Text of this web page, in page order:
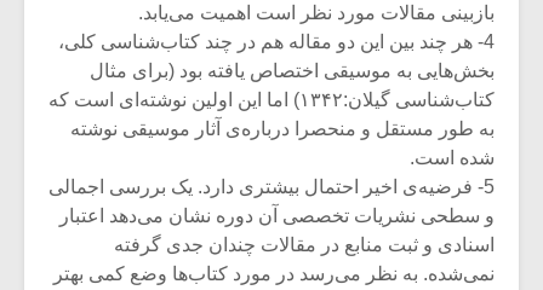
بازبینی مقالات مورد نظر است اهمیت می‌یابد.
4- هر چند بین این دو مقاله هم در چند کتاب‌شناسی کلی،
بخش‌هایی به موسیقی اختصاص یافته بود (برای مثال
کتاب‌شناسی گیلان:۱۳۴۲) اما این اولین نوشته‌ای است که
به طور مستقل و منحصرا درباره‌ی آثار موسیقی نوشته
شده است.
5- فرضیه‌ی اخیر احتمال بیشتری دارد. یک بررسی اجمالی
و سطحی نشریات تخصصی آن دوره نشان می‌دهد اعتبار
اسنادی و ثبت منابع در مقالات چندان جدی گرفته
نمی‌شده. به نظر می‌رسد در مورد کتاب‌ها وضع کمی بهتر